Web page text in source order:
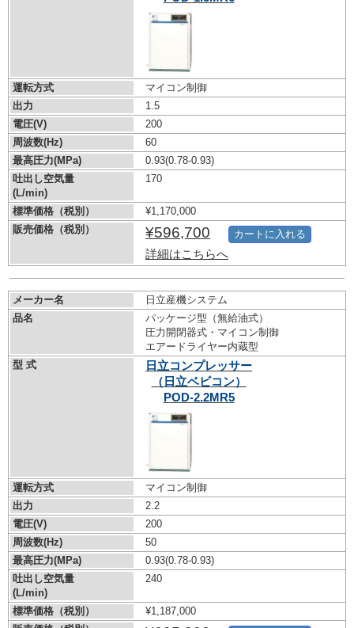
運転方式
マイコン制御
出力
1.5
電圧(V)
200
周波数(Hz)
60
最高圧力(MPa)
0.93(0.78-0.93)
吐出し空気量
(L/min)
170
標準価格（税別）
¥1,170,000
販売価格（税別）
¥596,700
詳細はこちらへ
カートに入れる
メーカー名
日立産機システム
品名
パッケージ型（無給油式）
圧力開閉器式・マイコン制御
エアードライヤー内蔵型
型 式
日立コンプレッサー
（日立ベビコン）
POD-2.2MR5
運転方式
マイコン制御
出力
2.2
電圧(V)
200
周波数(Hz)
50
最高圧力(MPa)
0.93(0.78-0.93)
吐出し空気量
(L/min)
240
標準価格（税別）
¥1,187,000